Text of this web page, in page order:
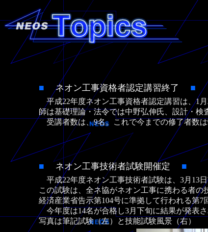
■ ネオン工事資格者認定講習終了 ■
平成22年度ネオン工事資格者認定講習は、1
師は基礎理論・法令では中野弘伸氏、設計・
受講者数は、9名。これで今までの修了者数は
■ ネオン工事技術者試験開催定 ■
平成22年度ネオン工事技術者試験は、3月13
この試験は、全ネ協がネオン工事に携わる者
経済産業省告示第104号に準拠して行われる第7
今年度は14名が合格し3月下旬に結果が発表さ
写真は筆記試験（左）と技能試験風景（右）